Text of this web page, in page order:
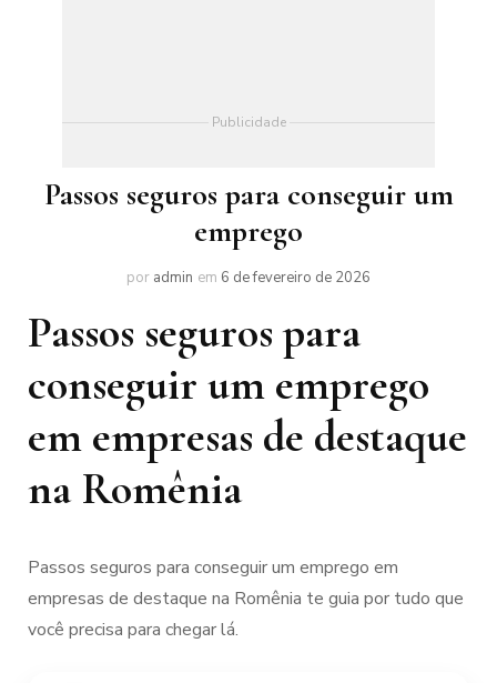
Publicidade
Passos seguros para conseguir um
emprego
por admin em 6 de fevereiro de 2026
Passos seguros para
conseguir um emprego
em empresas de destaque
na Romênia
Passos seguros para conseguir um emprego em
empresas de destaque na Romênia te guia por tudo que
você precisa para chegar lá.